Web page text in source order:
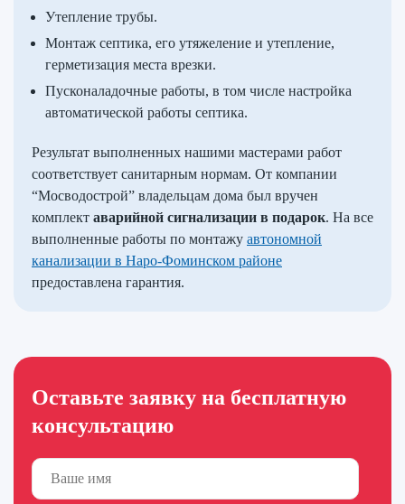
Утепление трубы.
Монтаж септика, его утяжеление и утепление,
герметизация места врезки.
Пусконаладочные работы, в том числе настройка
автоматической работы септика.
Результат выполненных нашими мастерами работ
соответствует санитарным нормам. От компании
“Мосводострой” владельцам дома был вручен
комплект аварийной сигнализации в подарок. На все
выполненные работы по монтажу автономной
канализации в Наро-Фоминском районе
предоставлена гарантия.
Оставьте заявку на бесплатную
консультацию